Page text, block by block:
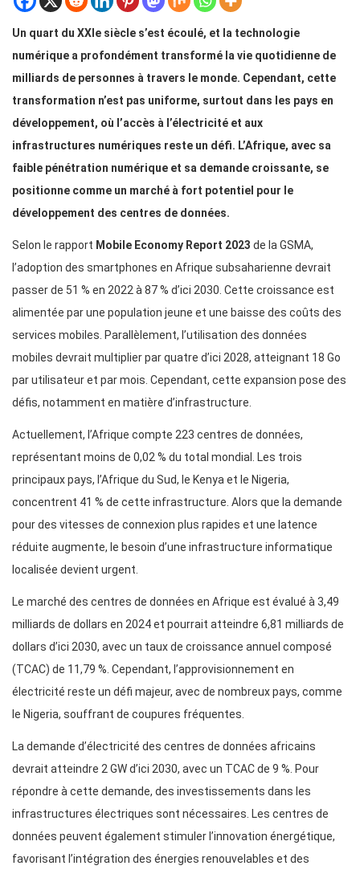
Un quart du XXIe siècle s’est écoulé, et la technologie
numérique a profondément transformé la vie quotidienne de
milliards de personnes à travers le monde. Cependant, cette
transformation n’est pas uniforme, surtout dans les pays en
développement, où l’accès à l’électricité et aux
infrastructures numériques reste un défi. L’Afrique, avec sa
faible pénétration numérique et sa demande croissante, se
positionne comme un marché à fort potentiel pour le
développement des centres de données.
Selon le rapport Mobile Economy Report 2023 de la GSMA,
l’adoption des smartphones en Afrique subsaharienne devrait
passer de 51 % en 2022 à 87 % d’ici 2030. Cette croissance est
alimentée par une population jeune et une baisse des coûts des
services mobiles. Parallèlement, l’utilisation des données
mobiles devrait multiplier par quatre d’ici 2028, atteignant 18 Go
par utilisateur et par mois. Cependant, cette expansion pose des
défis, notamment en matière d’infrastructure.
Actuellement, l’Afrique compte 223 centres de données,
représentant moins de 0,02 % du total mondial. Les trois
principaux pays, l’Afrique du Sud, le Kenya et le Nigeria,
concentrent 41 % de cette infrastructure. Alors que la demande
pour des vitesses de connexion plus rapides et une latence
réduite augmente, le besoin d’une infrastructure informatique
localisée devient urgent.
Le marché des centres de données en Afrique est évalué à 3,49
milliards de dollars en 2024 et pourrait atteindre 6,81 milliards de
dollars d’ici 2030, avec un taux de croissance annuel composé
(TCAC) de 11,79 %. Cependant, l’approvisionnement en
électricité reste un défi majeur, avec de nombreux pays, comme
le Nigeria, souffrant de coupures fréquentes.
La demande d’électricité des centres de données africains
devrait atteindre 2 GW d’ici 2030, avec un TCAC de 9 %. Pour
répondre à cette demande, des investissements dans les
infrastructures électriques sont nécessaires. Les centres de
données peuvent également stimuler l’innovation énergétique,
favorisant l’intégration des énergies renouvelables et des